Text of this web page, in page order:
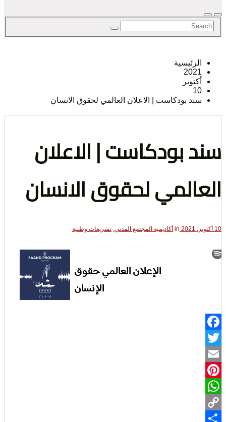
و
بودكاست | الاعلان العالمي لحقوق الانسان
بودكاست | الاعلان
لحقوق الانسان
in أكاديمية المجتمع المدني,تشريعات وطنية